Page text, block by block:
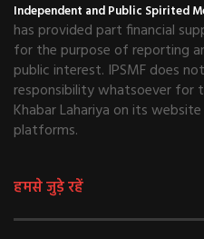
Independent and Public Spirited
has provided part financial
for the purpose of reporting
public interest. IPSMF does
responsibility whatsoever for
Khabar Lahariya on its
platforms.
हमसे जुड़े रहें